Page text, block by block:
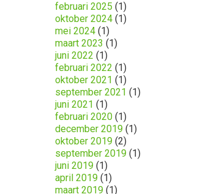
februari 2025 (1)
oktober 2024 (1)
mei 2024 (1)
maart 2023 (1)
juni 2022 (1)
februari 2022 (1)
oktober 2021 (1)
september 2021 (1)
juni 2021 (1)
februari 2020 (1)
december 2019 (1)
oktober 2019 (2)
september 2019 (1)
juni 2019 (1)
april 2019 (1)
maart 2019 (1)